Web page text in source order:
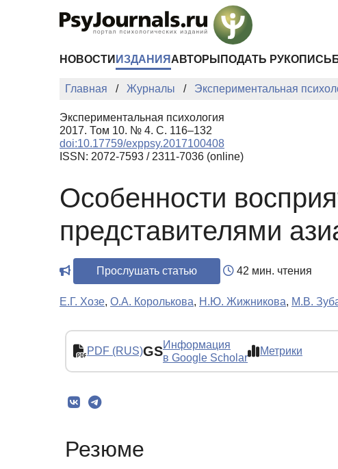
НОВОСТИ ИЗДАНИЯ АВТОРЫ ПОДАТЬ РУКОПИСЬ
Главная Журналы Экспериментальная
Экспериментальная психология
2017. Том 10. № 4. С. 116–132
doi:10.17759/exppsy.2017100408
ISSN: 2072-7593 / 2311-7036 (online)
Особенности
представителями
Прослушать статью 42 мин. чтения
Е.Г. Хозе, О.А. Королькова, Н.Ю. Жижникова, М.В.
PDF (RUS)GSИнформация
в Google Scholar
Метрики
Резюме